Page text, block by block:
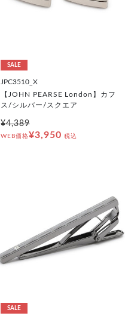
SALE
JPC3510_X
【JOHN PEARSE London】カフ
ス/シルバー/スクエア
¥4,389
WEB価格¥3,950 税込
SALE